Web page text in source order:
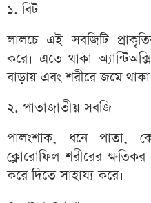
১. বিট
লালচে এই সবজিটি
করে। এতে থাকা
বাড়ায় এবং শরীরে জমে
২. পাতাজাতীয় সবজি
পালংশাক, ধনে পাতা,
ক্লোরোফিল শরীরের
করে দিতে সাহায্য করে।